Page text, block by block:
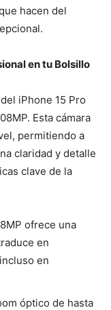
hacen del
en tu Bolsillo
iPhone 15 Pro
Esta cámara
permitiendo a
claridad y detalle
clave de la
ofrece una
en
en
óptico de hasta